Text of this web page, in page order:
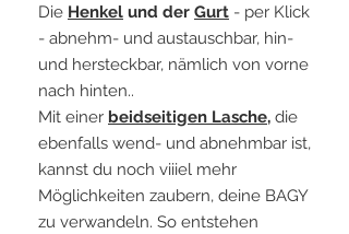
Die Henkel und der Gurt - per Klick
- abnehm- und austauschbar, hin-
und hersteckbar, nämlich von vorne
nach hinten..
Mit einer beidseitigen Lasche, die
ebenfalls wend- und abnehmbar ist,
kannst du noch viiiel mehr
Möglichkeiten zaubern, deine BAGY
zu verwandeln. So entstehen